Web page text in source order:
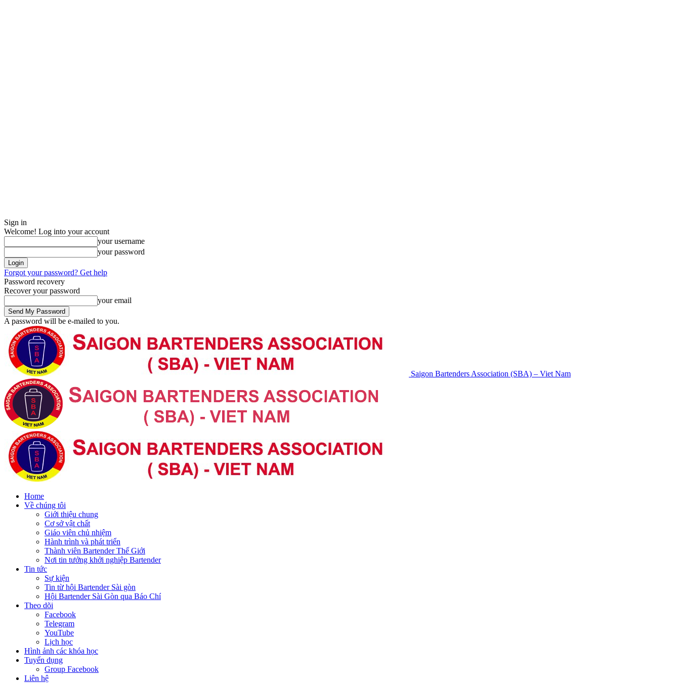
Sign in
Welcome! Log into your account
your username
your password
Forgot your password? Get help
Password recovery
Recover your password
your email
A password will be e-mailed to you.
Saigon Bartenders Association (SBA) – Viet Nam
Home
Về chúng tôi
Giới thiệu chung
Cơ sở vật chất
Giáo viên chủ nhiệm
Hành trình và phát triển
Thành viên Bartender Thế Giới
Nơi tin tưởng khởi nghiệp Bartender
Tin tức
Sự kiện
Tin từ hội Bartender Sài gòn
Hội Bartender Sài Gòn qua Báo Chí
Theo dõi
Facebook
Telegram
YouTube
Lịch học
Hình ảnh các khóa học
Tuyển dụng
Group Facebook
Liên hệ